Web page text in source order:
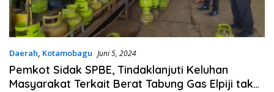
Daerah, Kotamobagu Juni 5, 2024
Pemkot Sidak SPBE, Tindaklanjuti Keluhan
Masyarakat Terkait Berat Tabung Gas Elpiji tak